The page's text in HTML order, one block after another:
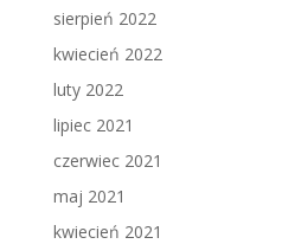
sierpień 2022
kwiecień 2022
luty 2022
lipiec 2021
czerwiec 2021
maj 2021
kwiecień 2021